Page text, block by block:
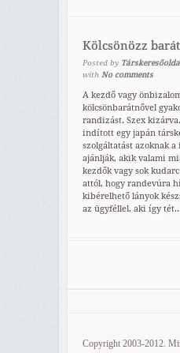
Kölcsönözz
Posted by
with No comments
A kezdő vagy
kölcsönbarátnővel
randizást. Szex
indított egy japán
szolgáltatást azoknak
ajánlják, akik valami
kezdők vagy sok
attól, hogy randevúra
kibérelhető lányok
az ügyféllel, aki így
Copyright 2003-2012.